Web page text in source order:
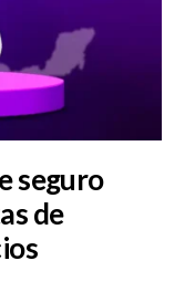
seguro
de